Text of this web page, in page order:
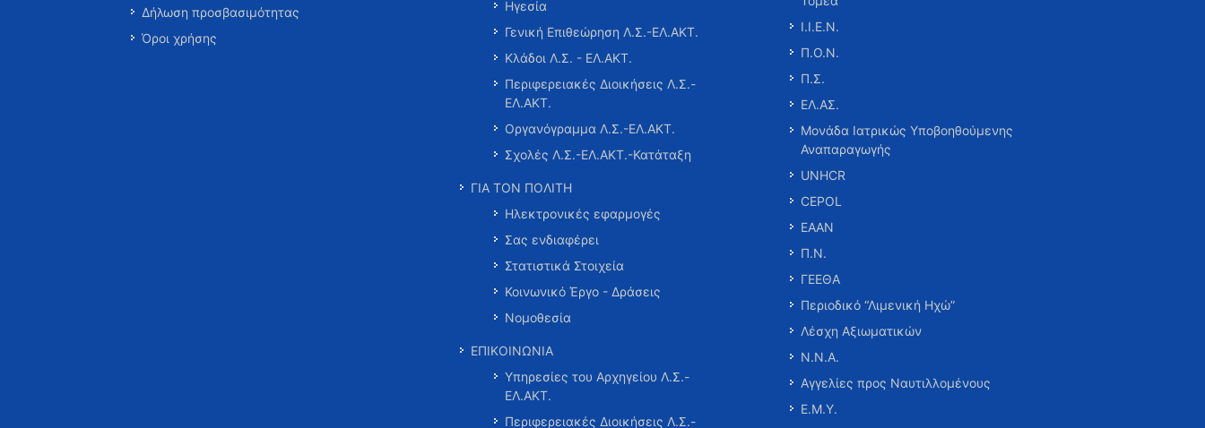
Δήλωση προσβασιμότητας
Όροι χρήσης
Ηγεσία
Γενική Επιθεώρηση Λ.Σ.-ΕΛ.ΑΚΤ.
Κλάδοι Λ.Σ. - ΕΛ.ΑΚΤ.
Περιφερειακές Διοικήσεις Λ.Σ.-
ΕΛ.ΑΚΤ.
Οργανόγραμμα Λ.Σ.-ΕΛ.ΑΚΤ.
Σχολές Λ.Σ.-ΕΛ.ΑΚΤ.-Κατάταξη
ΓΙΑ ΤΟΝ ΠΟΛΙΤΗ
Ηλεκτρονικές εφαρμογές
Σας ενδιαφέρει
Στατιστικά Στοιχεία
Κοινωνικό Έργο - Δράσεις
Νομοθεσία
ΕΠΙΚΟΙΝΩΝΙΑ
Υπηρεσίες του Αρχηγείου Λ.Σ.-
ΕΛ.ΑΚΤ.
Περιφερειακές Διοικήσεις Λ.Σ.-
Ι.Ι.Ε.Ν.
Π.Ο.Ν.
Π.Σ.
ΕΛ.ΑΣ.
Μονάδα Ιατρικώς Υποβοηθούμενης
Αναπαραγωγής
UNHCR
CEPOL
ΕΑΑΝ
Π.Ν.
ΓΕΕΘΑ
Περιοδικό “Λιμενική Ηχώ”
Λέσχη Αξιωματικών
Ν.Ν.Α.
Αγγελίες προς Ναυτιλλομένους
Ε.Μ.Υ.